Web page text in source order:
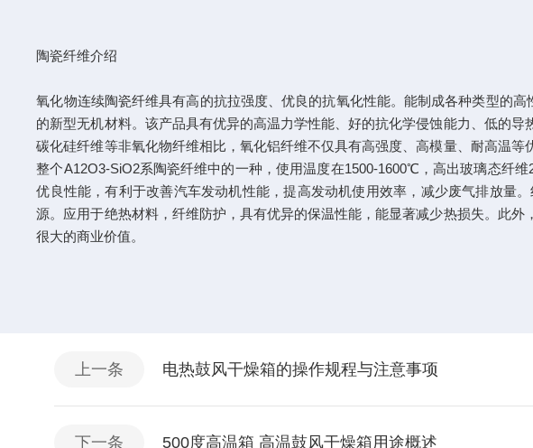
陶瓷纤维介绍
氧化物连续陶瓷纤维具有高的抗拉强度、优良的抗氧化性能。能制成各种类型的
的新型无机材料。该产品具有优异的高温力学性能、好的抗化学侵蚀能力、低的
碳化硅纤维等非氧化物纤维相比，氧化铝纤维不仅具有高强度、高模量、耐高温
整个A12O3-SiO2系陶瓷纤维中的一种，使用温度在1500-1600℃，高出玻璃态纤
优良性能，有利于改善汽车发动机性能，提高发动机使用效率，减少废气排放量
源。应用于绝热材料，纤维防护，具有优异的保温性能，能显著减少热损失。此
很大的商业价值。
上一条 电热鼓风干燥箱的操作规程与注意事项
下一条 500度高温箱 高温鼓风干燥箱用途概述